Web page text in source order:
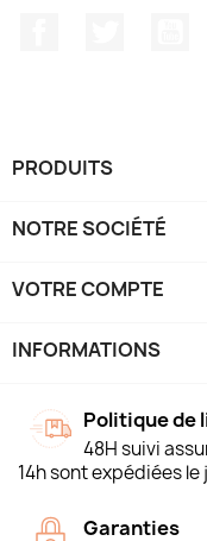
PRODUITS
NOTRE SOCIÉTÉ
VOTRE COMPTE
INFORMATIONS
Politique de
48H suivi
14h sont expédiées le
Garanties